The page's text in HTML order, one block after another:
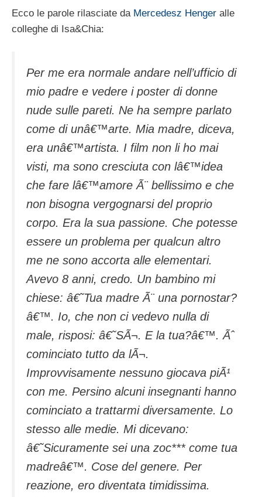
Ecco le parole rilasciate da Mercedesz Henger alle
colleghe di Isa&Chia:
Per me era normale andare nell’ufficio di
mio padre e vedere i poster di donne
nude sulle pareti. Ne ha sempre parlato
come di unâ€™arte. Mia madre, diceva,
era unâ€™artista. I film non li ho mai
visti, ma sono cresciuta con lâ€™idea
che fare lâ€™amore Ã¨ bellissimo e che
non bisogna vergognarsi del proprio
corpo. Era la sua passione. Che potesse
essere un problema per qualcun altro
me ne sono accorta alle elementari.
Avevo 8 anni, credo. Un bambino mi
chiese: â€˜Tua madre Ã¨ una pornostar?
â€™. Io, che non ci vedevo nulla di
male, risposi: â€˜SÃ¬. E la tua?â€™. Ãˆ
cominciato tutto da lÃ¬.
Improvvisamente nessuno giocava piÃ¹
con me. Persino alcuni insegnanti hanno
cominciato a trattarmi diversamente. Lo
stesso alle medie. Mi dicevano:
â€˜Sicuramente sei una zoc*** come tua
madreâ€™. Cose del genere. Per
reazione, ero diventata timidissima.